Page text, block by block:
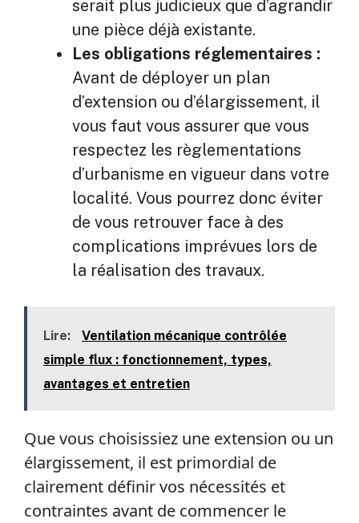
serait plus judicieux que d’agrandir
une pièce déjà existante.
Les obligations réglementaires :
Avant de déployer un plan
d’extension ou d’élargissement, il
vous faut vous assurer que vous
respectez les règlementations
d’urbanisme en vigueur dans votre
localité. Vous pourrez donc éviter
de vous retrouver face à des
complications imprévues lors de
la réalisation des travaux.
Lire:
Ventilation mécanique contrôlée
simple flux : fonctionnement, types,
avantages et entretien
Que vous choisissiez une extension ou un
élargissement, il est primordial de
clairement définir vos nécessités et
contraintes avant de commencer le